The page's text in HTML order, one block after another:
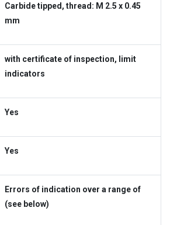
Carbide tipped, thread: M 2.5 x 0.45
mm
with certificate of inspection, limit
indicators
Yes
Yes
Errors of indication over a range of
(see below)